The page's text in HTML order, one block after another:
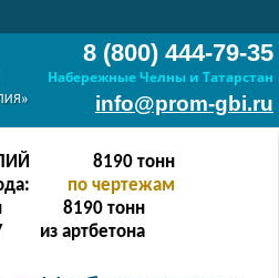
8 (800) 444-79-35
Набережные Челны и Татарстан
info@prom-gbi.ru
16382тонн
по чертежам
16382 тонн
из артбетона